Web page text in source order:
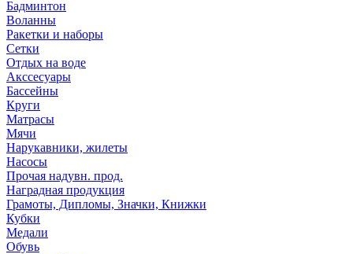
Бадминтон
Воланны
Ракетки и наборы
Сетки
Отдых на воде
Акссесуары
Бассейны
Круги
Матрасы
Мячи
Нарукавники, жилеты
Насосы
Прочая надувн. прод.
Наградная продукция
Грамоты, Дипломы, Значки, Книжки
Кубки
Медали
Обувь